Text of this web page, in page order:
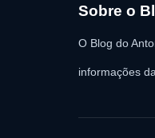
Sobre o
O Blog do
informações